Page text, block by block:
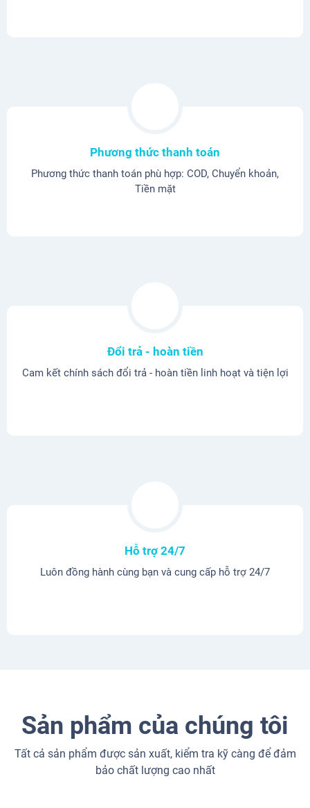
Phương thức thanh toán
Phương thức thanh toán phù hợp: COD, Chuyển khoản,
Tiền mặt
Đổi trả - hoàn tiền
Cam kết chính sách đổi trả - hoàn tiền linh hoạt và tiện lợi
Hỗ trợ 24/7
Luôn đồng hành cùng bạn và cung cấp hỗ trợ 24/7
Sản phẩm của chúng tôi
Tất cả sản phẩm được sản xuất, kiểm tra kỹ càng để đảm
bảo chất lượng cao nhất